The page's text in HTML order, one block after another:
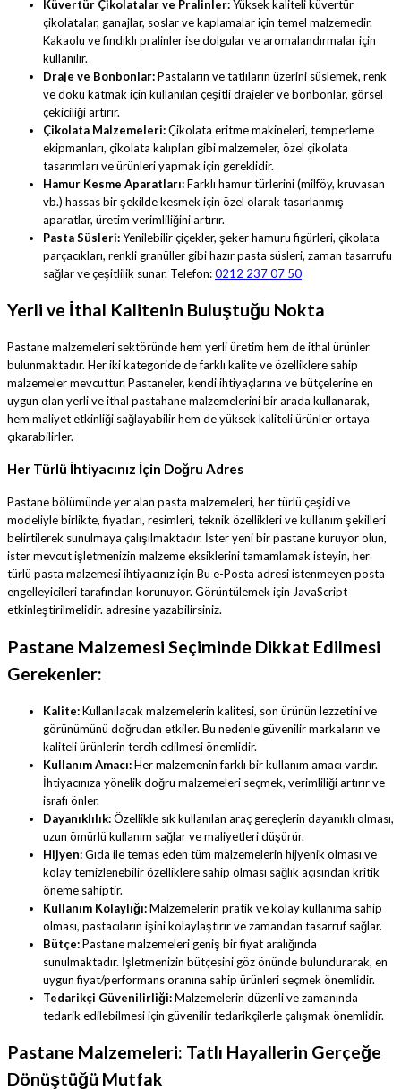
Küvertür Çikolatalar ve Pralinler:Yüksek kaliteli küvertür
çikolatalar, ganajlar, soslar ve kaplamalar için temel malzemedir.
Kakaolu ve fındıklı pralinler ise dolgular ve aromalandırmalar için
kullanılır.
Draje ve Bonbonlar:Pastaların ve tatlıların üzerini süslemek, renk
ve doku katmak için kullanılan çeşitli drajeler ve bonbonlar, görsel
çekiciliği artırır.
Çikolata Malzemeleri:Çikolata eritme makineleri, temperleme
ekipmanları, çikolata kalıpları gibi malzemeler, özel çikolata
tasarımları ve ürünleri yapmak için gereklidir.
Hamur Kesme Aparatları:Farklı hamur türlerini (milföy, kruvasan
vb.) hassas bir şekilde kesmek için özel olarak tasarlanmış
aparatlar, üretim verimliliğini artırır.
Pasta Süsleri:Yenilebilir çiçekler, şeker hamuru figürleri, çikolata
parçacıkları, renkli granüller gibi hazır pasta süsleri, zaman tasarrufu
sağlar ve çeşitlilik sunar. Telefon:0212 237 07 50
Yerli ve İthal Kalitenin Buluştuğu Nokta
Pastane malzemeleri sektöründe hem yerli üretim hem de ithal ürünler
bulunmaktadır. Her iki kategoride de farklı kalite ve özelliklere sahip
malzemeler mevcuttur. Pastaneler, kendi ihtiyaçlarına ve bütçelerine en
uygun olan yerli ve ithal pastahane malzemelerini bir arada kullanarak,
hem maliyet etkinliği sağlayabilir hem de yüksek kaliteli ürünler ortaya
çıkarabilirler.
Her Türlü İhtiyacınız İçin Doğru Adres
Pastane bölümünde yer alan pasta malzemeleri, her türlü çeşidi ve
modeliyle birlikte, fiyatları, resimleri, teknik özellikleri ve kullanım şekilleri
belirtilerek sunulmaya çalışılmaktadır. İster yeni bir pastane kuruyor olun,
ister mevcut işletmenizin malzeme eksiklerini tamamlamak isteyin, her
türlü pasta malzemesi ihtiyacınız için Bu e-Posta adresi istenmeyen posta
engelleyicileri tarafından korunuyor. Görüntülemek için JavaScript
etkinleştirilmelidir. adresine yazabilirsiniz.
Pastane Malzemesi Seçiminde Dikkat Edilmesi
Gerekenler:
Kalite:Kullanılacak malzemelerin kalitesi, son ürünün lezzetini ve
görünümünü doğrudan etkiler. Bu nedenle güvenilir markaların ve
kaliteli ürünlerin tercih edilmesi önemlidir.
Kullanım Amacı:Her malzemenin farklı bir kullanım amacı vardır.
İhtiyacınıza yönelik doğru malzemeleri seçmek, verimliliği artırır ve
israfı önler.
Dayanıklılık:Özellikle sık kullanılan araç gereçlerin dayanıklı olması,
uzun ömürlü kullanım sağlar ve maliyetleri düşürür.
Hijyen:Gıda ile temas eden tüm malzemelerin hijyenik olması ve
kolay temizlenebilir özelliklere sahip olması sağlık açısından kritik
öneme sahiptir.
Kullanım Kolaylığı:Malzemelerin pratik ve kolay kullanıma sahip
olması, pastacıların işini kolaylaştırır ve zamandan tasarruf sağlar.
Bütçe:Pastane malzemeleri geniş bir fiyat aralığında
sunulmaktadır. İşletmenizin bütçesini göz önünde bulundurarak, en
uygun fiyat/performans oranına sahip ürünleri seçmek önemlidir.
Tedarikçi Güvenilirliği:Malzemelerin düzenli ve zamanında
tedarik edilebilmesi için güvenilir tedarikçilerle çalışmak önemlidir.
Pastane Malzemeleri: Tatlı Hayallerin Gerçeğe
Dönüştüğü Mutfak